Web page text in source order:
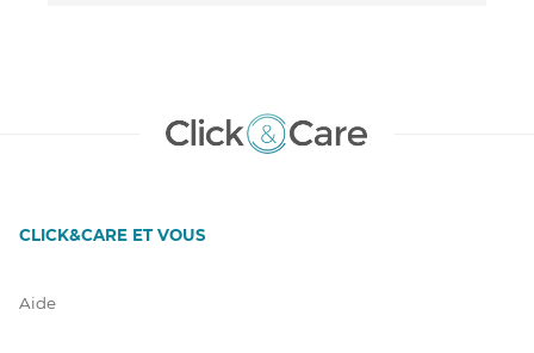
CLICK&CARE ET VOUS
Aide